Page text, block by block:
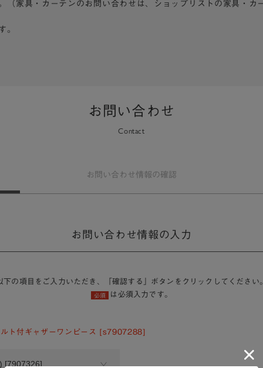
（家具・カーテンのお問い合わせは、ショップリストの家具・カ
。
お問い合わせ
Contact
お問い合わせ 情報の確認
お問い合わせ情報の入力
下の項目をご入力いただき、「確認する」ボタンをクリックしてください
必須 は必須入力です。
ト付ギャザーワンピース [s7907288]